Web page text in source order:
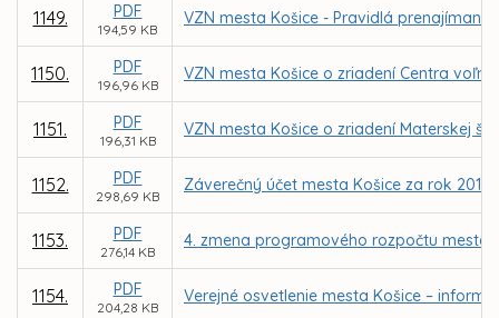
1149. PDF
194,59 KB
VZN mesta Košice - Pravidlá
1150. PDF
196,96 KB
VZN mesta Košice o zriadení Centra
1151. PDF
196,31 KB
VZN mesta Košice o zriadení Materskej
1152. PDF
298,69 KB
Záverečný účet mesta Košice za rok 2017
1153. PDF
276,14 KB
4. zmena programového rozpočtu mesta
1154. PDF
204,28 KB
Verejné osvetlenie mesta Košice –